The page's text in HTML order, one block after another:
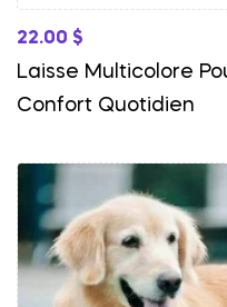
22.00 $
Laisse Multicolore
Confort Quotidien